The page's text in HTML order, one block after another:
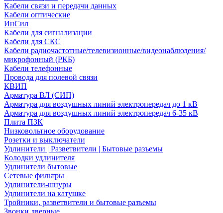
Кабели связи и передачи данных
Кабели оптические
ИнСил
Кабели для сигнализации
Кабели для СКС
Кабели радиочастотные/телевизионные/видеонаблюдения/
микрофонный (РКБ)
Кабели телефонные
Провода для полевой связи
КВИП
Арматура ВЛ (СИП)
Арматура для воздушных линий электропередач до 1 кВ
Арматура для воздушных линий электропередач 6-35 кВ
Плита ПЗК
Низковольтное оборудование
Розетки и выключатели
Удлинители | Разветвители | Бытовые разъемы
Колодки удлинителя
Удлинители бытовые
Сетевые фильтры
Удлинители-шнуры
Удлинители на катушке
Тройники, разветвители и бытовые разъемы
Звонки дверные